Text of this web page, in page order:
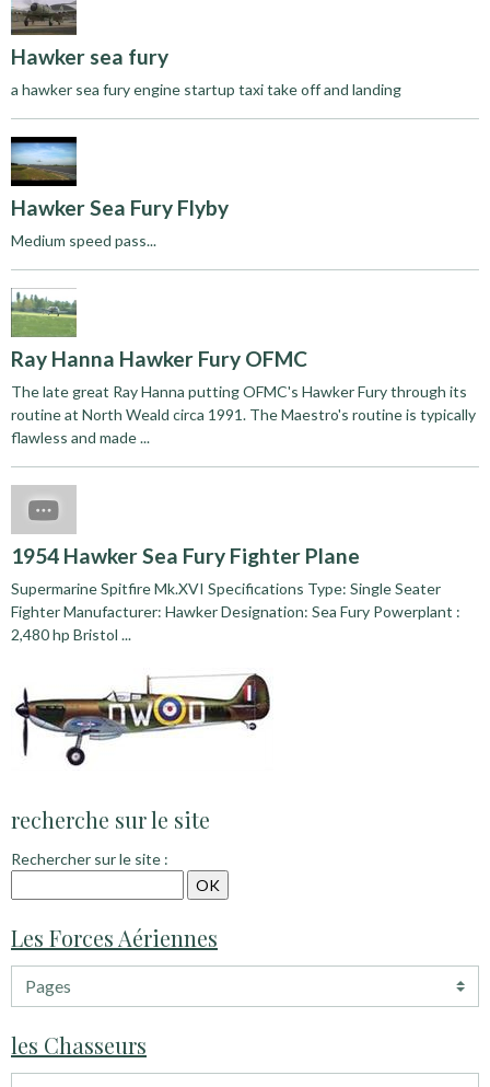
Hawker sea fury
a hawker sea fury engine startup taxi take off and landing
Hawker Sea Fury Flyby
Medium speed pass...
Ray Hanna Hawker Fury OFMC
The late great Ray Hanna putting OFMC's Hawker Fury through its
routine at North Weald circa 1991. The Maestro's routine is typically
flawless and made ...
1954 Hawker Sea Fury Fighter Plane
Supermarine Spitfire Mk.XVI Specifications Type: Single Seater
Fighter Manufacturer: Hawker Designation: Sea Fury Powerplant :
2,480 hp Bristol ...
recherche sur le site
Rechercher sur le site :
Les Forces Aériennes
les Chasseurs